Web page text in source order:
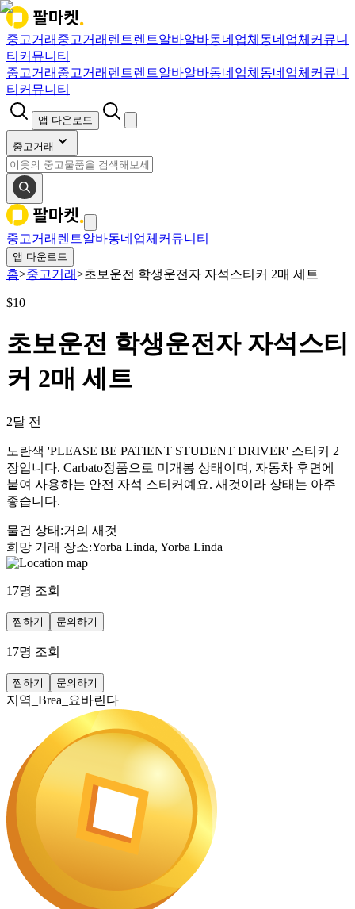
중고거래 중고거래 렌트렌트알바알바동네업체 동네업체 커뮤니
티 커뮤니티
중고거래 중고거래 렌트렌트알바알바동네업체 동네업체 커뮤니
티 커뮤니티
앱 다운로드
중고거래
중고거래 렌트알바동네업체 커뮤니티
앱 다운로드
홈>중고거래>초보운전 학생운전자 자석스티커 2매 세트
$10
초보운전 학생운전자 자석스티
커 2매 세트
2달 전
노란색 'PLEASE BE PATIENT STUDENT DRIVER' 스티커 2
장입니다. Carbato정품으로 미개봉 상태이며, 자동차 후면에
붙여 사용하는 안전 자석 스티커예요. 새것이라 상태는 아주
좋습니다.
물건 상태 :거의 새것
희망 거래 장소:Yorba Linda, Yorba Linda
17명 조회
찜하기 문의하기
17명 조회
찜하기 문의하기
지역_Brea_요바린다